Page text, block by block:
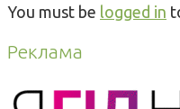
You must be logged in
Реклама